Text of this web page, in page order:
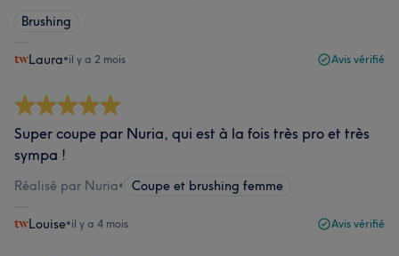
Brushing
Laura•il y a 2 mois Avis vérifié
Super coupe par Nuria, qui est à la fois très pro et très
sympa !
Réalisé par Nuria• Coupe et brushing femme
Louise•il y a 4 mois Avis vérifié